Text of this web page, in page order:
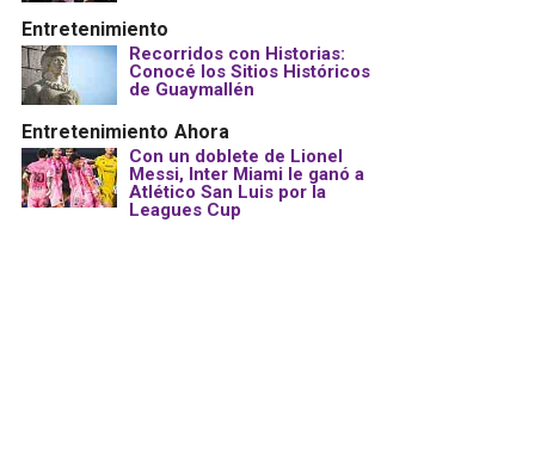
Entretenimiento
Recorridos con Historias:
Conocé los Sitios Históricos
de Guaymallén
Entretenimiento Ahora
Con un doblete de Lionel
Messi, Inter Miami le ganó a
Atlético San Luis por la
Leagues Cup